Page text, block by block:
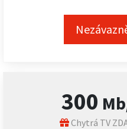
300
Chytrá TV